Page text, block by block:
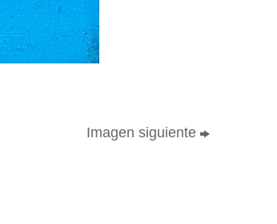
Imagen siguiente